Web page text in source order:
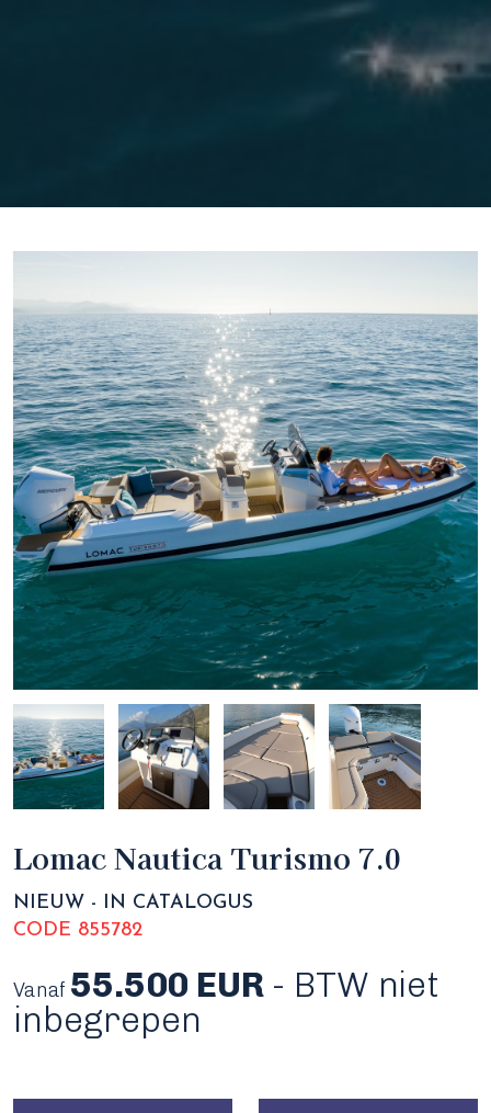
Lomac Nautica Turismo 7.0
NIEUW - IN CATALOGUS
CODE 855782
Vanaf 55.500 EUR- BTW niet
inbegrepen